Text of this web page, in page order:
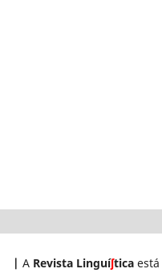
| A Revista Linguíʃticaestá